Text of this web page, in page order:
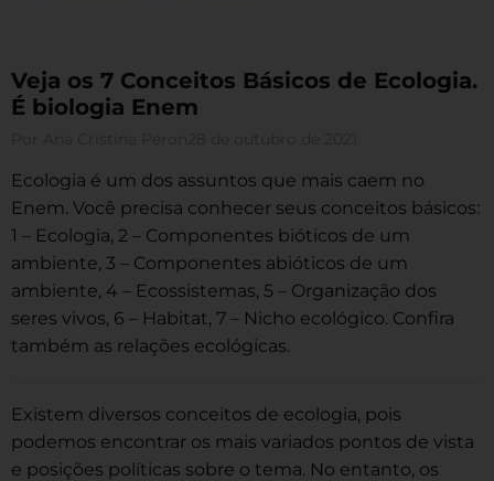
Veja os 7 Conceitos Básicos de Ecologia.
É biologia Enem
Ecologia é um dos assuntos que mais caem no
Enem. Você precisa conhecer seus conceitos básicos:
1 – Ecologia, 2 – Componentes bióticos de um
ambiente, 3 – Componentes abióticos de um
ambiente, 4 – Ecossistemas, 5 – Organização dos
seres vivos, 6 – Habitat, 7 – Nicho ecológico. Confira
também as relações ecológicas.
Existem diversos conceitos de ecologia, pois
podemos encontrar os mais variados pontos de vista
e posições políticas sobre o tema. No entanto, os